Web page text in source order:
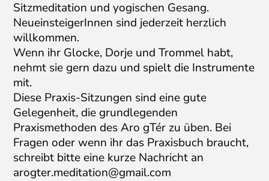
Sitzmeditation und yogischen Gesang.
NeueinsteigerInnen sind jederzeit herzlich
willkommen.
Wenn ihr Glocke, Dorje und Trommel habt,
nehmt sie gern dazu und spielt die Instrumente
mit.
Diese Praxis-Sitzungen sind eine gute
Gelegenheit, die grundlegenden
Praxismethoden des Aro gTér zu üben. Bei
Fragen oder wenn ihr das Praxisbuch braucht,
schreibt bitte eine kurze Nachricht an
arogter.meditation@gmail.com